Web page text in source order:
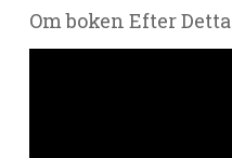
Om boken Efter Detta